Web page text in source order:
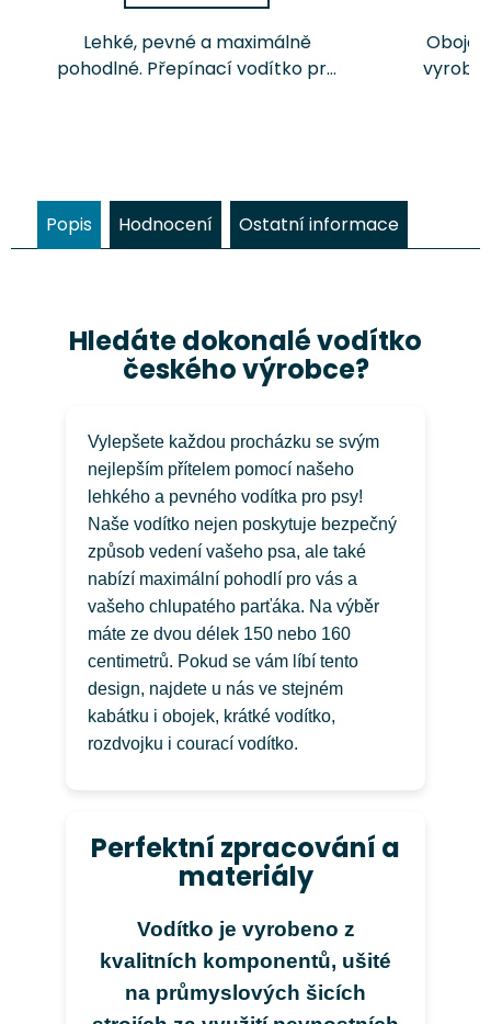
Lehké, pevné a maximálně
pohodlné. Přepínací vodítko pro
Popis
Hodnocení Ostatní informace
Hledáte dokonalé vodítko
českého výrobce?
Vylepšete každou procházku se svým
nejlepším přítelem pomocí našeho
lehkého a pevného vodítka pro psy!
Naše vodítko nejen poskytuje bezpečný
způsob vedení vašeho psa, ale také
nabízí maximální pohodlí pro vás a
vašeho chlupatého parťáka. Na výběr
máte ze dvou délek 150 nebo 160
centimetrů. Pokud se vám líbí tento
design, najdete u nás ve stejném
kabátku i obojek, krátké vodítko,
rozdvojku i courací vodítko.
Perfektní zpracování a
materiály
Vodítko je vyrobeno z
kvalitních komponentů, ušité
na průmyslových šicích